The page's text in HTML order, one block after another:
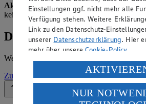
Aktuell kein Prospekt verfügbar
Leider
kein Prospekt vor.
Details zum Markt
Weitere Informationen – alles auf einem
Zur Marktseite
Zurück nach oben
Einstellungen ggf. nicht mehr alle
Verfügung stehen. Weitere
Link zu den Datenschutz-
unserer Datenschutzerklärung. Hier
mehr über unsereCookie-Policy.
Verarbeitung deiner
USA durch Facebook und YouTube:
Wenn du auf „Aktivieren“ klickst,
NUR